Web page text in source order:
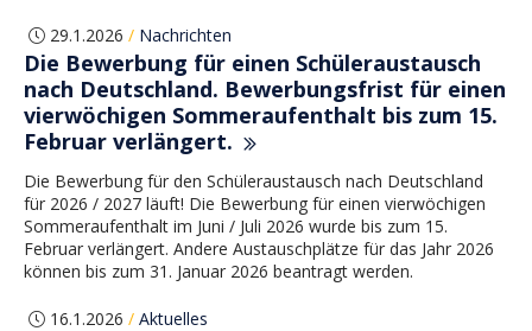
29.1.2026/ Nachrichten
Die Bewerbung für einen Schüleraustausch
nach Deutschland. Bewerbungsfrist für einen
vierwöchigen Sommeraufenthalt bis zum 15.
Februar verlängert.
Die Bewerbung für den Schüleraustausch nach Deutschland
für 2026 / 2027 läuft! Die Bewerbung für einen vierwöchigen
Sommeraufenthalt im Juni / Juli 2026 wurde bis zum 15.
Februar verlängert. Andere Austauschplätze für das Jahr 2026
können bis zum 31. Januar 2026 beantragt werden.
16.1.2026/ Aktuelles